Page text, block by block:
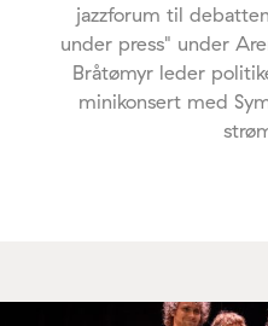
jazzforum til
under press" under
Bråtømyr leder
minikonsert med